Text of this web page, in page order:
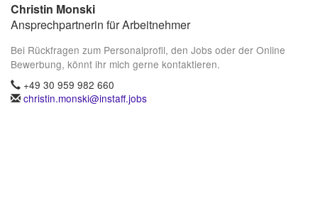
Christin Monski
Ansprechpartnerin für Arbeitnehmer
Bei Rückfragen zum Personalprofil, den Jobs oder der Online
Bewerbung, könnt ihr mich gerne kontaktieren.
+49 30 959 982 660
christin.monski@instaff.jobs